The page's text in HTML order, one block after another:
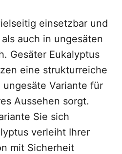
einsetzbar und
auch in ungesäten
Gesäter Eukalyptus
eine strukturreiche
Variante für
Aussehen sorgt.
Sie sich
verleiht Ihrer
mit Sicherheit